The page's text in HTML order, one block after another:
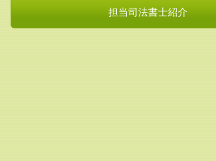
担当司法書士紹介